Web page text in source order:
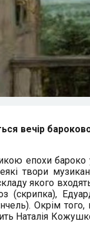
вечір
епохи бароко
твори
якого
(скрипка),
Окрім того,
Наталія